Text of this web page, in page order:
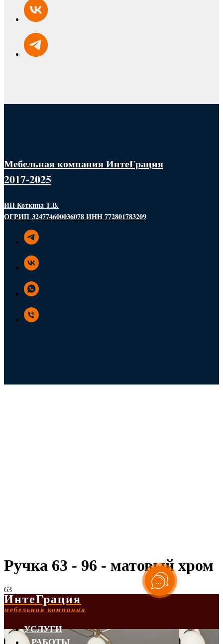
Мебельная компания ИнтеГрация
2017-2025
ИП Коткина Т.В.
ОГРИП 324774600036078 ИНН 772801783209
Ручка 63 - 96 - матовый хром
63
ИнтеГрация
мебельная компания
УСЛУГИ